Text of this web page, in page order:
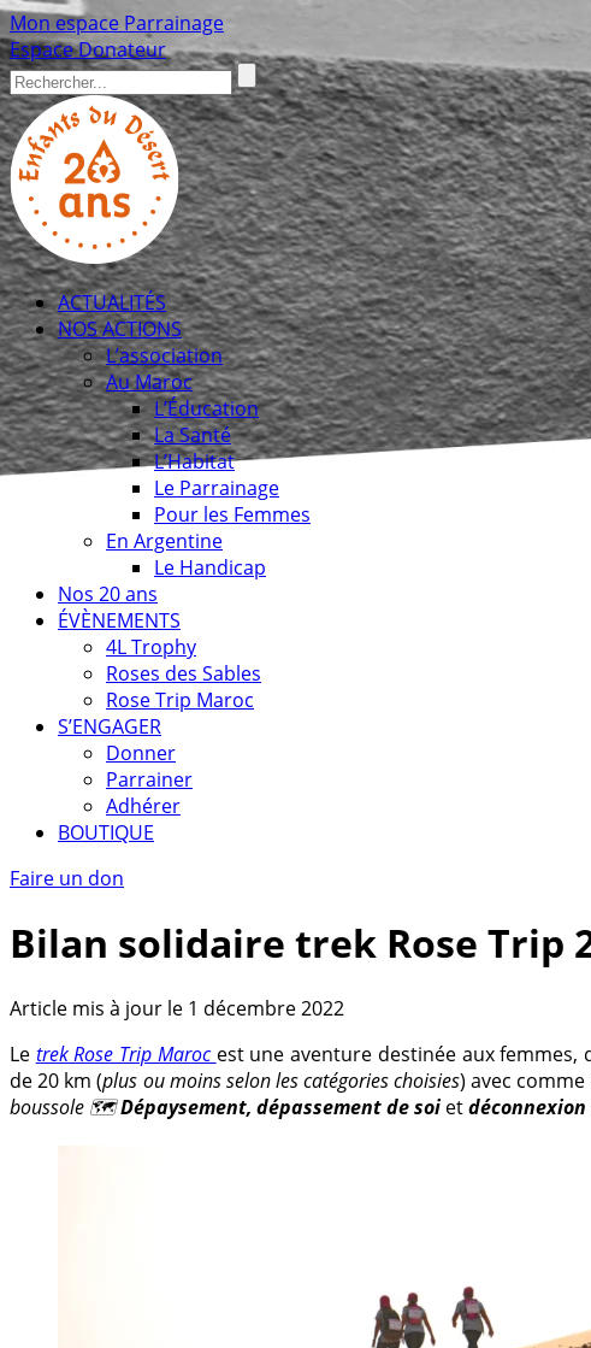
Mon espace Parrainage
Espace Donateur
ACTUALITÉS
NOS ACTIONS
L’association
Au Maroc
L’Éducation
La Santé
L’Habitat
Le Parrainage
Pour les Femmes
En Argentine
Le Handicap
Nos 20 ans
ÉVÈNEMENTS
4L Trophy
Roses des Sables
Rose Trip Maroc
S’ENGAGER
Donner
Parrainer
Adhérer
BOUTIQUE
Faire un don
Bilan solidaire trek Rose Trip
Article mis à jour le 1 décembre 2022
Le trek Rose Trip Maroc est une aventure destinée aux
de 20 km (plus ou moins selon les catégories choisies) avec
boussole 🗺Dépaysement, dépassement de soi etdéconnexion